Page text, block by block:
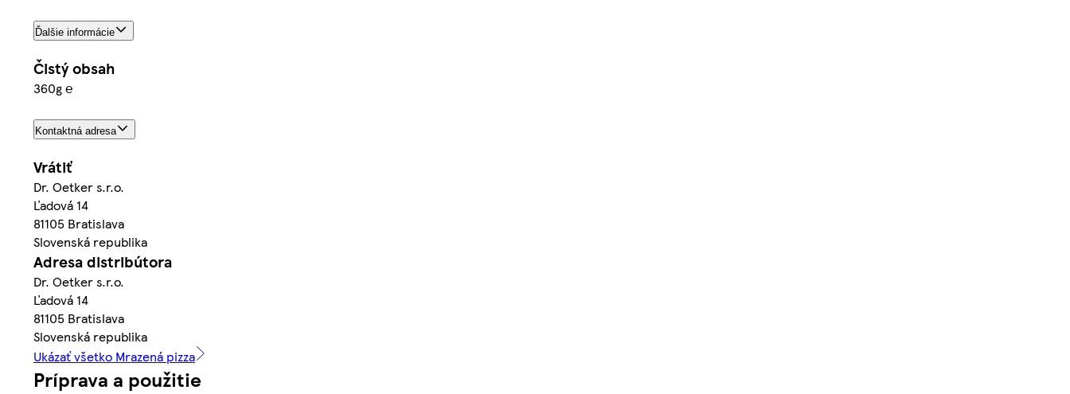
Ďalšie informácie
Čistý obsah
360g ℮
Kontaktná adresa
Vrátiť
Dr. Oetker s.r.o.
Ľadová 14
81105 Bratislava
Slovenská republika
Adresa distribútora
Dr. Oetker s.r.o.
Ľadová 14
81105 Bratislava
Slovenská republika
Ukázať všetko Mrazená pizza
Príprava a použitie